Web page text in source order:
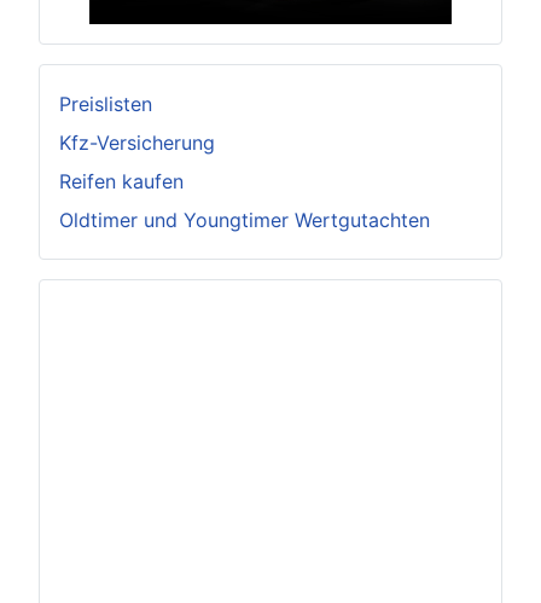
Preislisten
Kfz-Versicherung
Reifen kaufen
Oldtimer und Youngtimer Wertgutachten